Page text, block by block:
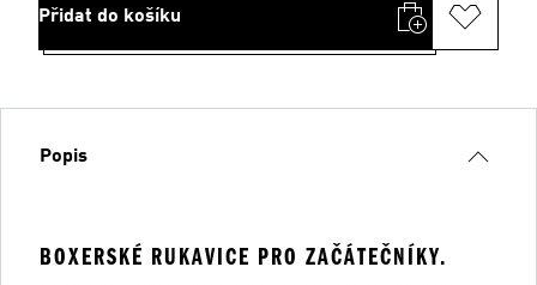
Přidat do košíku
Popis
BOXERSKÉ RUKAVICE PRO ZAČÁTEČNÍKY.